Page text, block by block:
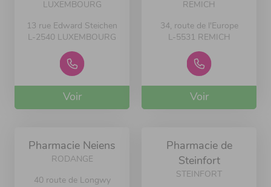
LUXEMBOURG
13 rue Edward Steichen
L-2540 LUXEMBOURG
Voir
REMICH
34, route de l'Europe
L-5531 REMICH
Voir
Pharmacie Neiens
RODANGE
40 route de Longwy
Pharmacie de
Steinfort
STEINFORT